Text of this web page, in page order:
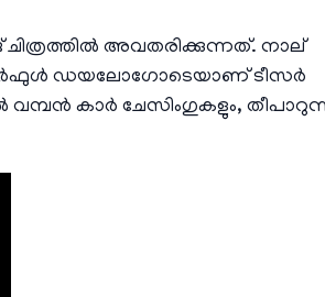
അവതരിക്കുന്നത്. നാല്
പവർഫുൾ ഡയലോഗോടെയാണ് ടീസർ
കാർ ചേസിംഗുകളും,